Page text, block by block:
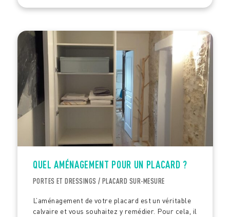
QUEL AMÉNAGEMENT POUR UN PLACARD ?
PORTES ET DRESSINGS / PLACARD SUR-MESURE
L’aménagement de votre placard est un véritable
calvaire et vous souhaitez y remédier. Pour cela, il